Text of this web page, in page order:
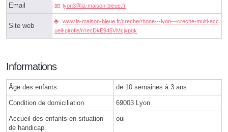
Email lyon3ⓐla-maison-bleue.fr
Site web
www.la-maison-bleue.fr/creche/rhone---lyon---creche-multi-acc
ueil-girofle/r/recDkE945VMcjxpqk
Informations
Âge des enfants de 10 semaines à 3 ans
Condition de domiciliation 69003 Lyon
Accueil des enfants en situation
de handicap
oui